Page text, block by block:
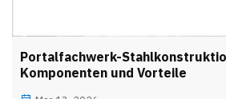
Portalfachwerk-
Komponenten und Vorteile